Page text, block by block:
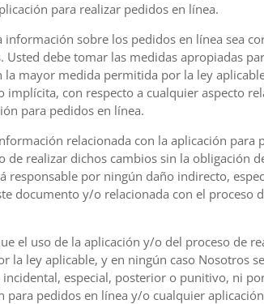
para realizar pedidos en línea.
sobre los pedidos en línea sea
debe tomar las medidas apropiadas
mayor medida permitida por la ley
con respecto a cualquier aspecto
para pedidos en línea.
relacionada con la aplicación para
de realizar dichos cambios sin la obligación
responsable por ningún daño indirecto,
documento y/o relacionada con el proceso
el uso de la aplicación y/o del proceso de
ley aplicable, y en ningún caso Nosotros
especial, posterior o punitivo, ni
para pedidos en línea y/o cualquier